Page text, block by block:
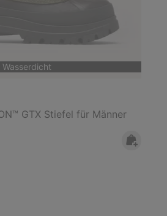
Wasserdicht
GTX Stiefel für Männer